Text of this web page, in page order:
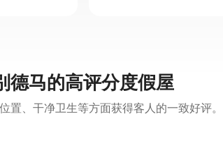
德马的高评分度假屋
置、干净卫生等方面获得客人的一致好评。